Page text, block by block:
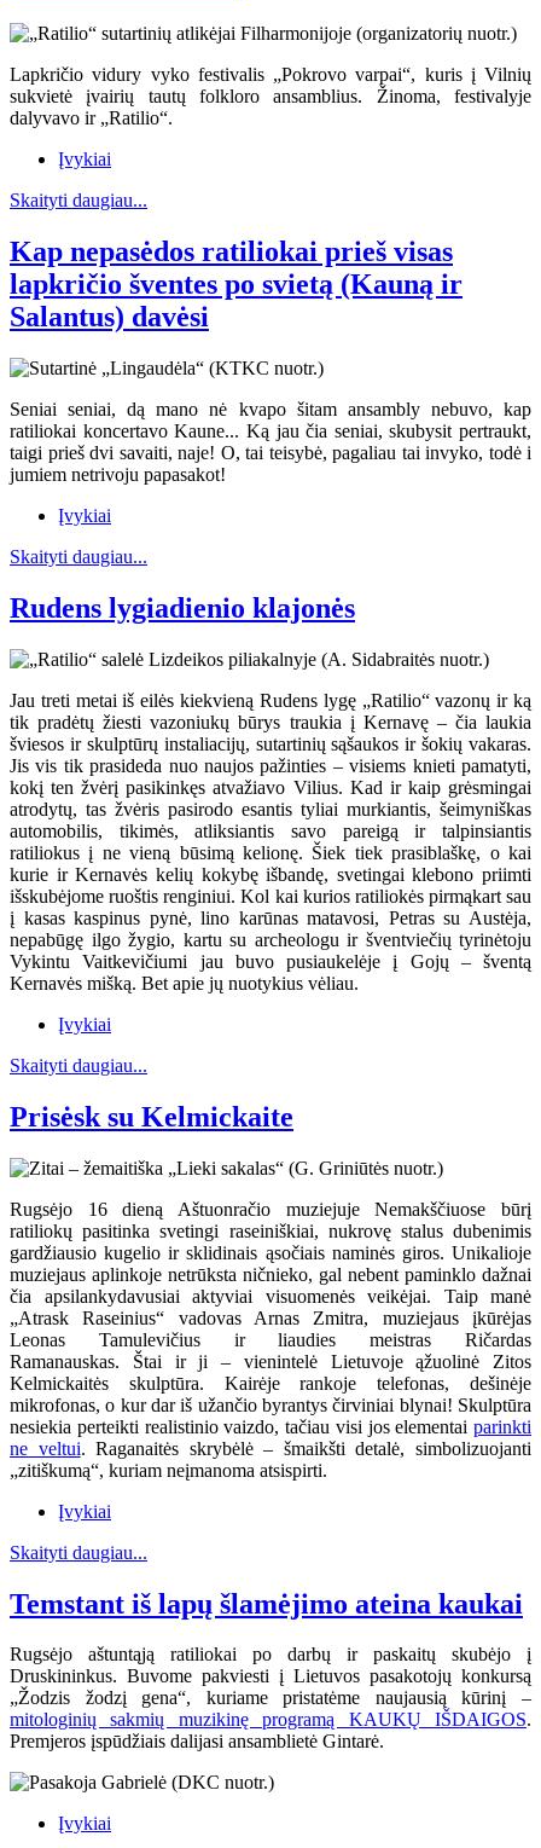
Lapkričio vidury vyko festivalis „Pokrovo varpai“, kuris į Vilnių
sukvietė įvairių tautų folkloro ansamblius. Žinoma, festivalyje
dalyvavo ir „Ratilio“.
Įvykiai
Skaityti daugiau...
Kap nepasėdos ratiliokai prieš visas
lapkričio šventes po svietą (Kauną ir
Salantus) davėsi
Seniai seniai, dą mano nė kvapo šitam ansambly nebuvo, kap
ratiliokai koncertavo Kaune... Ką jau čia seniai, skubysit pertraukt,
taigi prieš dvi savaiti, naje! O, tai teisybė, pagaliau tai invyko, todė i
jumiem netrivoju papasakot!
Įvykiai
Skaityti daugiau...
Rudens lygiadienio klajonės
Jau treti metai iš eilės kiekvieną Rudens lygę „Ratilio“ vazonų ir ką
tik pradėtų žiesti vazoniukų būrys traukia į Kernavę – čia laukia
šviesos ir skulptūrų instaliacijų, sutartinių sąšaukos ir šokių vakaras.
Jis vis tik prasideda nuo naujos pažinties – visiems knieti pamatyti,
kokį ten žvėrį pasikinkęs atvažiavo Vilius. Kad ir kaip grėsmingai
atrodytų, tas žvėris pasirodo esantis tyliai murkiantis, šeimyniškas
automobilis, tikimės, atliksiantis savo pareigą ir talpinsiantis
ratiliokus į ne vieną būsimą kelionę. Šiek tiek prasiblaškę, o kai
kurie ir Kernavės kelių kokybę išbandę, svetingai klebono priimti
išskubėjome ruoštis renginiui. Kol kai kurios ratiliokės pirmąkart sau
į kasas kaspinus pynė, lino karūnas matavosi, Petras su Austėja,
nepabūgę ilgo žygio, kartu su archeologu ir šventviečių tyrinėtoju
Vykintu Vaitkevičiumi jau buvo pusiaukelėje į Gojų – šventą
Kernavės mišką. Bet apie jų nuotykius vėliau.
Įvykiai
Skaityti daugiau...
Prisėsk su Kelmickaite
Rugsėjo 16 dieną Aštuonračio muziejuje Nemakščiuose būrį
ratiliokų pasitinka svetingi raseiniškiai, nukrovę stalus dubenimis
gardžiausio kugelio ir sklidinais ąsočiais naminės giros. Unikalioje
muziejaus aplinkoje netrūksta ničnieko, gal nebent paminklo dažnai
čia apsilankydavusiai aktyviai visuomenės veikėjai. Taip manė
„Atrask Raseinius“ vadovas Arnas Zmitra, muziejaus įkūrėjas
Leonas Tamulevičius ir liaudies meistras Ričardas
Ramanauskas. Štai ir ji – vienintelė Lietuvoje ąžuolinė Zitos
Kelmickaitės skulptūra. Kairėje rankoje telefonas, dešinėje
mikrofonas, o kur dar iš užančio byrantys čirviniai blynai! Skulptūra
nesiekia perteikti realistinio vaizdo, tačiau visi jos elementai parinkti
ne veltui. Raganaitės skrybėlė – šmaikšti detalė, simbolizuojanti
„zitiškumą“, kuriam neįmanoma atsispirti.
Įvykiai
Skaityti daugiau...
Temstant iš lapų šlamėjimo ateina kaukai
Rugsėjo aštuntąją ratiliokai po darbų ir paskaitų skubėjo į
Druskininkus. Buvome pakviesti į Lietuvos pasakotojų konkursą
„Žodzis žodzį gena“, kuriame pristatėme naujausią kūrinį –
mitologinių sakmių muzikinę programą KAUKŲ IŠDAIGOS.
Premjeros įspūdžiais dalijasi ansamblietė Gintarė.
Įvykiai